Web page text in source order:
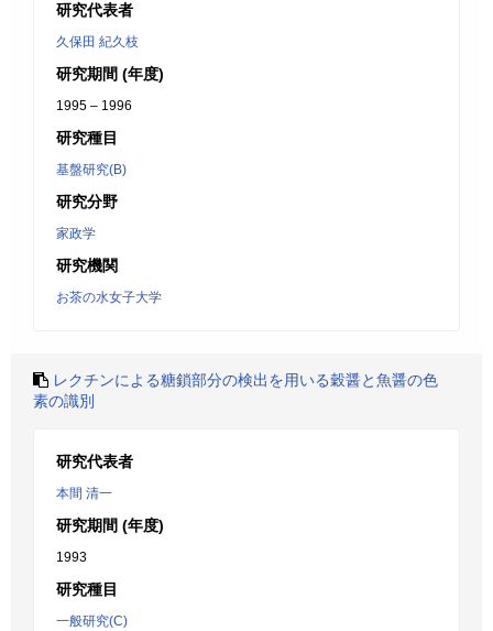
研究代表者
久保田 紀久枝
研究期間 (年度)
1995 – 1996
研究種目
基盤研究(B)
研究分野
家政学
研究機関
お茶の水女子大学
レクチンによる糖鎖部分の検出を用いる穀醤と魚醤の色
素の識別
研究代表者
本間 清一
研究期間 (年度)
1993
研究種目
一般研究(C)